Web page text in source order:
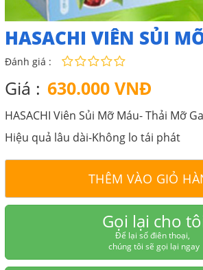
HASACHI VIÊN SỦI
Đánh giá :
Giá : 630.000 VNĐ
HASACHI Viên Sủi Mỡ Máu- Thải Mỡ
Hiệu quả lâu dài-Không lo tái phát
THÊM VÀO GIỎ
Gọi lại cho
Để lại số điên thoại,
chúng tôi sẽ gọi lại ngay